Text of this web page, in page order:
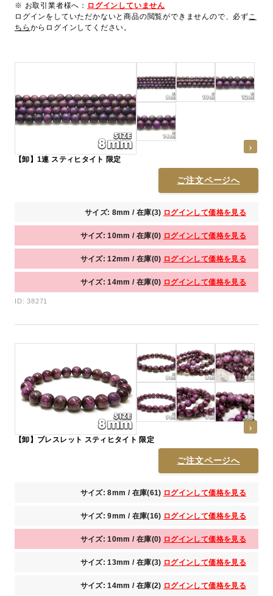
※ お取引業者様へ： ログインしていません
ログインをしていただかないと商品の閲覧ができませんので、必ずこ
ちら からログインしてください。
【卸】1連 スティヒタイト 限定
ご注文ページへ
サイズ: 8mm / 在庫(3) ログインして価格を見る
サイズ: 10mm / 在庫(0) ログインして価格を見る
サイズ: 12mm / 在庫(0) ログインして価格を見る
サイズ: 14mm / 在庫(0) ログインして価格を見る
ID: 38271
【卸】ブレスレット スティヒタイト 限定
ご注文ページへ
サイズ: 8mm / 在庫(61) ログインして価格を見る
サイズ: 9mm / 在庫(16) ログインして価格を見る
サイズ: 10mm / 在庫(0) ログインして価格を見る
サイズ: 13mm / 在庫(3) ログインして価格を見る
サイズ: 14mm / 在庫(2) ログインして価格を見る